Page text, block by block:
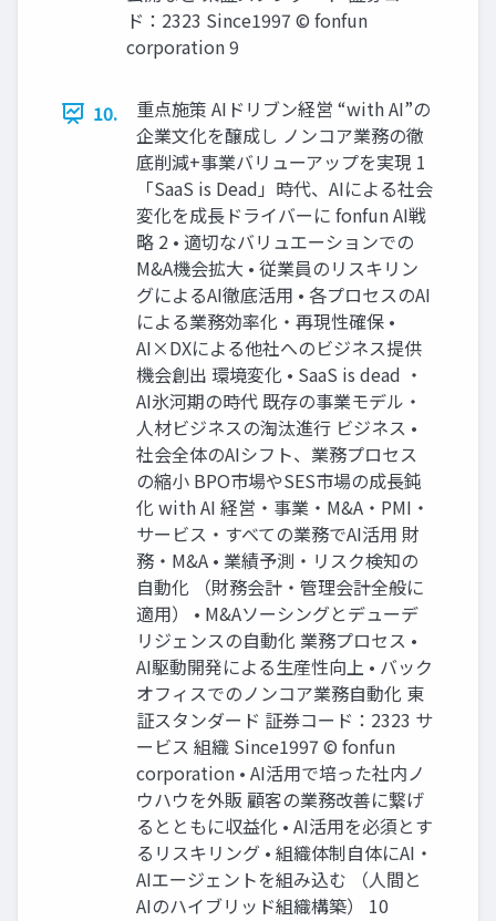
ド：2323 Since1997 © fonfun
corporation 9
10.
重点施策 AIドリブン経営 “with AI”の
企業文化を醸成し ノンコア業務の徹
底削減+事業バリューアップを実現 1
「SaaS is Dead」時代、AIによる社会
変化を成長ドライバーに fonfun AI戦
略 2 • 適切なバリュエーションでの
M&A機会拡大 • 従業員のリスキリン
グによるAI徹底活用 • 各プロセスのAI
による業務効率化・再現性確保 •
AI×DXによる他社へのビジネス提供
機会創出 環境変化 • SaaS is dead ・
AI氷河期の時代 既存の事業モデル・
人材ビジネスの淘汰進行 ビジネス •
社会全体のAIシフト、業務プロセス
の縮小 BPO市場やSES市場の成長鈍
化 with AI 経営・事業・M&A・PMI・
サービス・すべての業務でAI活用 財
務・M&A • 業績予測・リスク検知の
自動化 （財務会計・管理会計全般に
適用） • M&Aソーシングとデューデ
リジェンスの自動化 業務プロセス •
AI駆動開発による生産性向上 • バック
オフィスでのノンコア業務自動化 東
証スタンダード 証券コード：2323 サ
ービス 組織 Since1997 © fonfun
corporation • AI活用で培った社内ノ
ウハウを外販 顧客の業務改善に繋げ
るとともに収益化 • AI活用を必須とす
るリスキリング • 組織体制自体にAI・
AIエージェントを組み込む （人間と
AIのハイブリッド組織構築） 10